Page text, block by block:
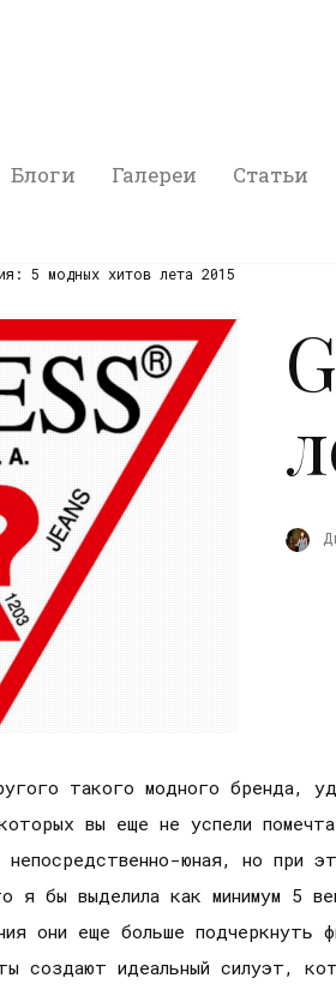
Блоги Галереи Статьи
5 модных хитов лета 2015
такого модного бренда,
вы еще не успели
непосредственно-юная, но при
я бы выделила как минимум 5
они еще больше подчеркнуть
создают идеальный силуэт,